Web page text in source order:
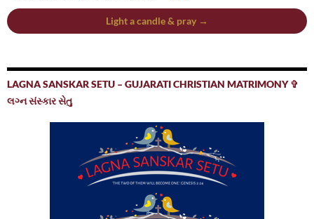
Light a candle & pray →
LAGNA SANSKAR SETU – GUJARATI CHRISTIAN MATRIMONY ✞
લગ્ન સંસ્કાર સેતુ